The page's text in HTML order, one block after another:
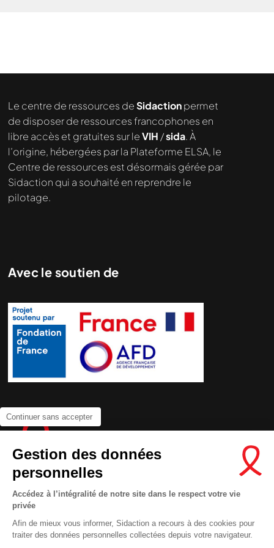
Continuer sans accepter
Gestion des données
personnelles
Accédez à l’intégralité de notre site dans le respect votre vie
privée
Afin de mieux vous informer, Sidaction a recours à des cookies pour
traiter des données personnelles collectées depuis votre navigateur.
Nous cherchons le contenu
demandé....
Le centre de ressources deSidactionpermet
de disposer de ressources francophones en
libre accès et gratuites sur leVIH /sida. À
l’origine, hébergées par la Plateforme ELSA, le
Centre de ressources est désormais gérée par
Sidaction qui a souhaité en reprendre le
pilotage.
Avec le soutien de
Contactez-nous
Newsletter